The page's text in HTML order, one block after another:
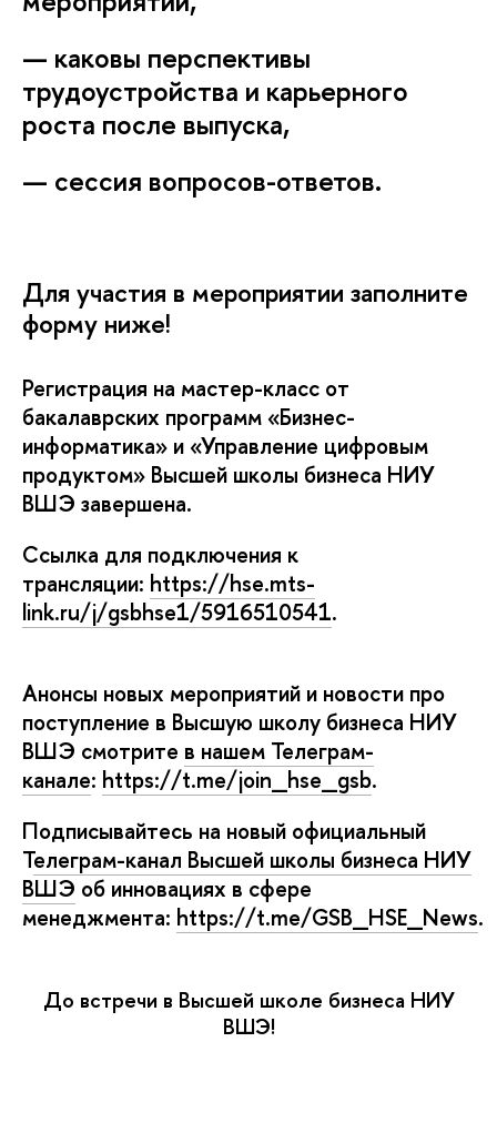
— каковы перспективы
трудоустройства и карьерного
роста после выпуска,
— сессия вопросов-ответов.
Для участия в мероприятии заполните
форму ниже!
Регистрация на мастер-класс от
акалаврских программ «Бизнес-
информатика» и «Управление цифровым
продуктом» Высшей школы бизнеса НИУ
ШЭ завершена.
Ссылка для подключения к
трансляции: https://hse.mts-
link.ru/j/gsbhse1/5916510541.
Анонсы новых мероприятий и новости про
поступление в Высшую школу бизнеса НИУ
ШЭ смотрите нашем Телеграм-
канале: https://t.me/join_hse_gsb.
Подписывайтесь на новый официальный
Телеграм-канал Высшей школы бизнеса НИУ
ШЭ об инновациях в сфере
менеджмента: https://t.me/GSB_HSE_News.
До встречи в Высшей школе бизнеса НИУ
ШЭ!